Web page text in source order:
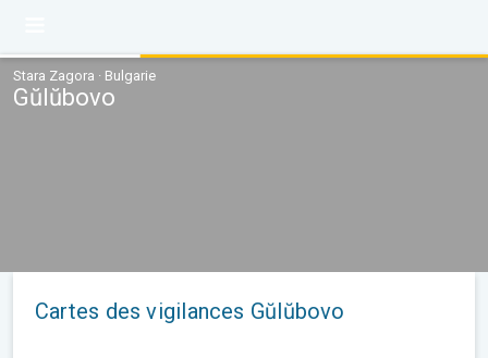
Stara Zagora · Bulgarie
Gŭlŭbovo
Cartes des vigilances Gŭlŭbovo